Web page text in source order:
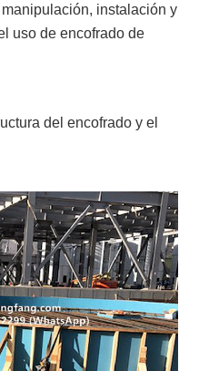
instalación y
uso de encofrado de
del encofrado y el